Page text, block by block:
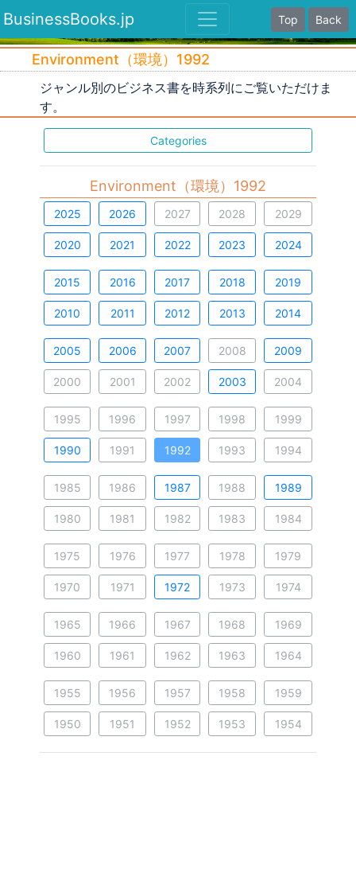
BusinessBooks.jp Top Back
Environment（環境）1992
ジャンル別のビジネス書を時系列にご覧いただけま
す。
Categories
Environment（環境）1992
2025 2026 2027 2028 2029
2020 2021 2022 2023 2024
2015 2016 2017 2018 2019
2010 2011 2012 2013 2014
2005 2006 2007 2008 2009
2000 2001 2002 2003 2004
1995 1996 1997 1998 1999
1990 1991 1992 1993 1994
1985 1986 1987 1988 1989
1980 1981 1982 1983 1984
1975 1976 1977 1978 1979
1970 1971 1972 1973 1974
1965 1966 1967 1968 1969
1960 1961 1962 1963 1964
1955 1956 1957 1958 1959
1950 1951 1952 1953 1954